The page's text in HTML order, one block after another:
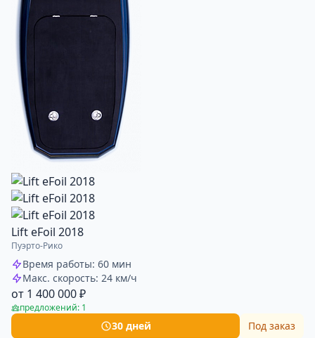
Lift eFoil 2018
Пуэрто-Рико
Время работы: 60 мин
Макс. скорость: 24 км/ч
от 1 400 000 ₽
предложений: 1
30 дней Под заказ